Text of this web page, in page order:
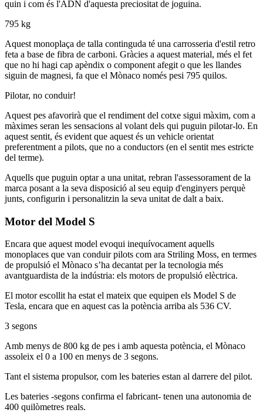
quin i com és l'ADN d'aquesta preciositat de joguina.
795 kg
Aquest monoplaça de talla continguda té una carrosseria d'estil retro
feta a base de fibra de carboni. Gràcies a aquest material, més el fet
que no hi hagi cap apèndix o component afegit o que les llandes
siguin de magnesi, fa que el Mònaco només pesi 795 quilos.
Pilotar, no conduir!
Aquest pes afavorirà que el rendiment del cotxe sigui màxim, com a
màximes seran les sensacions al volant dels qui puguin pilotar-lo. En
aquest sentit, és evident que aquest és un vehicle orientat
preferentment a pilots, que no a conductors (en el sentit mes estricte
del terme).
Aquells que puguin optar a una unitat, rebran l'assessorament de la
marca posant a la seva disposició al seu equip d'enginyers perquè
junts, configurin i personalitzin la seva unitat de dalt a baix.
Motor del Model S
Encara que aquest model evoqui inequívocament aquells
monoplaces que van conduir pilots com ara Striling Moss, en termes
de propulsió el Mònaco s’ha decantat per la tecnologia més
avantguardista de la indústria: els motors de propulsió elèctrica.
El motor escollit ha estat el mateix que equipen els Model S de
Tesla, encara que en aquest cas la potència arriba als 536 CV.
3 segons
Amb menys de 800 kg de pes i amb aquesta potència, el Mònaco
assoleix el 0 a 100 en menys de 3 segons.
Tant el sistema propulsor, com les bateries estan al darrere del pilot.
Les bateries -segons confirma el fabricant- tenen una autonomia de
400 quilòmetres reals.